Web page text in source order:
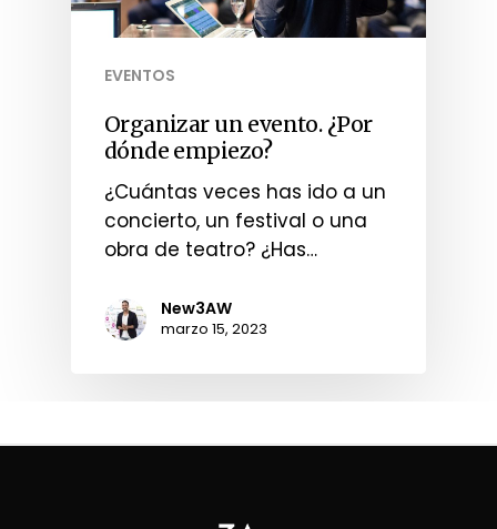
EVENTOS
Organizar un evento. ¿Por
dónde empiezo?
¿Cuántas veces has ido a un
concierto, un festival o una
obra de teatro? ¿Has…
New3AW
marzo 15, 2023